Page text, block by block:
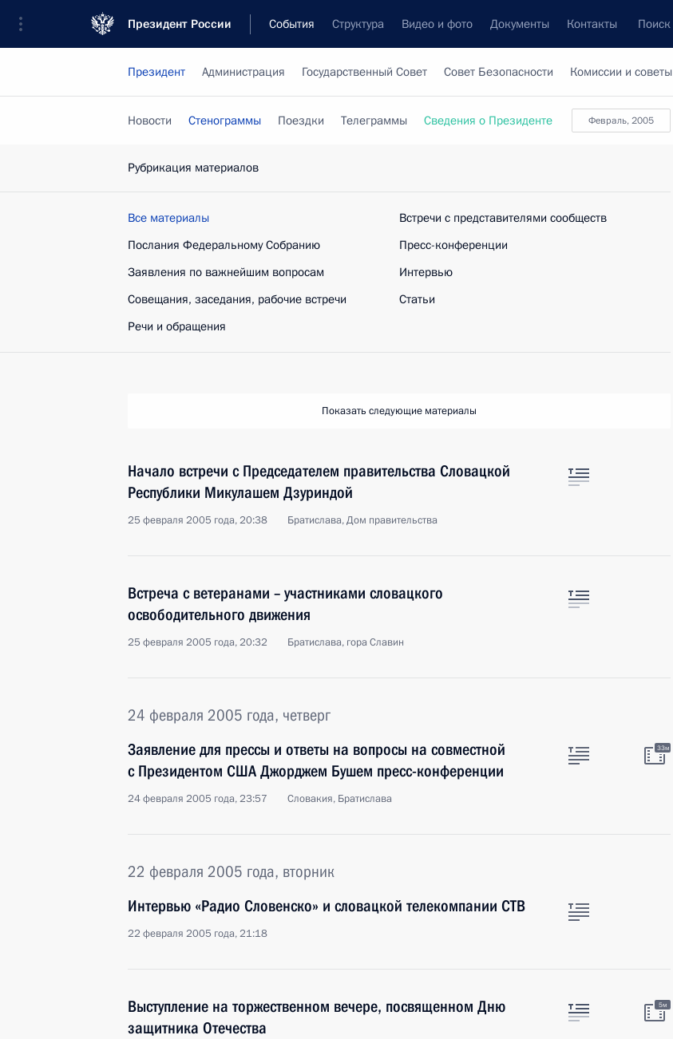
Президент России События Структура Видео и фото Документы Контакты Поиск
Президент Администрация Государственный Совет Совет Безопасности Комиссии и советы
февраль, 2005
Новости Стенограммы Поездки Телеграммы Сведения о Президенте
Рубрикация материалов
Все материалы
Послания Федеральному Собранию
Заявления по важнейшим вопросам
Совещания, заседания, рабочие встречи
Речи и обращения
Встречи с представителями сообществ
Пресс-конференции
Интервью
Статьи
Показать следующие материалы
Начало встречи с Председателем правительства Словацкой
Республики Микулашем Дзуриндой
25 февраля 2005 года, 20:38 Братислава, Дом правительства
Встреча с ветеранами – участниками словацкого
освободительного движения
25 февраля 2005 года, 20:32 Братислава, гора Славин
24 февраля 2005 года, четверг
Заявление для прессы и ответы на вопросы на совместной
с Президентом США Джорджем Бушем пресс-конференции
24 февраля 2005 года, 23:57 Словакия, Братислава
33м
22 февраля 2005 года, вторник
Интервью «Радио Словенско» и словацкой телекомпании СТВ
22 февраля 2005 года, 21:18
Выступление на торжественном вечере, посвященном Дню
защитника Отечества
5м